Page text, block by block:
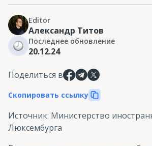
Editor
Александр Титов
Последнее обновление
20.12.24
Поделиться в
Скопировать ссылку
Источник: Министерство
Люксембурга